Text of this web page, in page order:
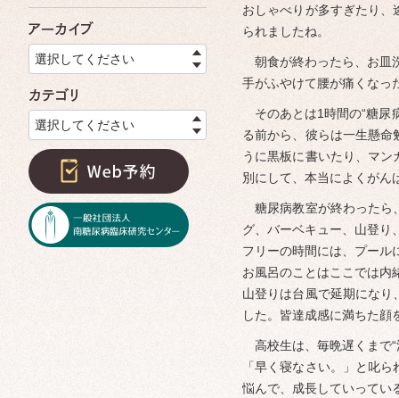
アーカイブ
選択してください
選択してください
おしゃべりが多すぎたり
られましたね。
朝食が終わったら、お皿
手がふやけて腰が痛くなっ
そのあとは1時間の“糖尿
る前から、彼らは一生懸
うに黒板に書いたり、マ
別にして、本当によくがん
糖尿病教室が終わったら
グ、バーベキュー、山登り
フリーの時間には、プール
お風呂のことはここでは内
山登りは台風で延期にな
した。皆達成感に満ちた
高校生は、毎晩遅くまで
「早く寝なさい。」と叱
悩んで、成長していってい